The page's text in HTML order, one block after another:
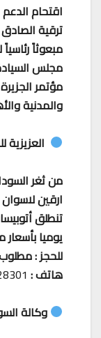
اقتحام
ترقية
مبعوثاً
مجلس
مؤتمر
والمدنية
العزيزية
من ثغر
ارقين لاسوان
تنطلق
يوميا
للحجز :
هاتف :
وكالة